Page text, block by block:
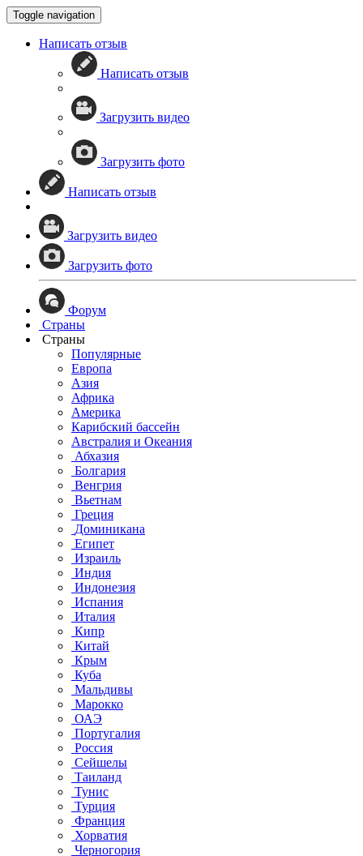
Toggle navigation
Написать отзыв
Написать отзыв
Загрузить видео
Загрузить фото
Написать отзыв
Загрузить видео
Загрузить фото
Форум
Страны
Страны
Популярные
Европа
Азия
Африка
Америка
Карибский бассейн
Австралия и Океания
Абхазия
Болгария
Венгрия
Вьетнам
Греция
Доминикана
Египет
Израиль
Индия
Индонезия
Испания
Италия
Кипр
Китай
Крым
Куба
Мальдивы
Марокко
ОАЭ
Португалия
Россия
Сейшелы
Таиланд
Тунис
Турция
Франция
Хорватия
Черногория